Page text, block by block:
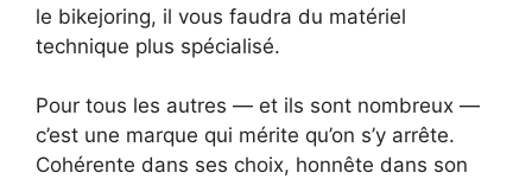
le bikejoring, il vous faudra du matériel
technique plus spécialisé.
Pour tous les autres — et ils sont nombreux —
c’est une marque qui mérite qu’on s’y arrête.
Cohérente dans ses choix, honnête dans son